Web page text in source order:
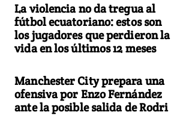
La violencia no da tregua al
fútbol ecuatoriano: estos son
los jugadores que perdieron la
vida en los últimos 12 meses
Manchester City prepara una
ofensiva por Enzo Fernández
ante la posible salida de Rodri